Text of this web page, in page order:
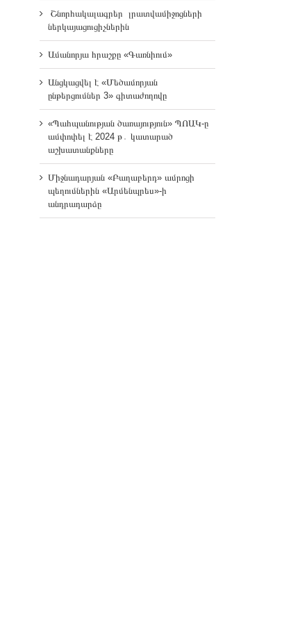
Շնորհակալագրեր լրատվամիջոցների
ներկայացուցիչներին
Ամանորյա հրաշքը «Գառնիում»
Անցկացվել է «Մեծամորյան
ընթերցումներ 3» գիտաժողովը
«Պահպանության ծառայություն» ՊՈԱԿ-ը
ամփոփել է 2024 թ․ կատարած
աշխատանքները
Միջնադարյան «Բաղաբերդ» ամրոցի
պեղումներին «Արմենպրես»-ի
անդրադարձը